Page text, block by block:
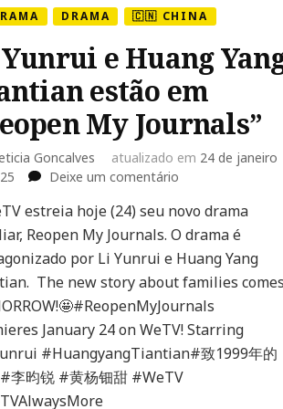
DRAMA 🇨🇳 CHINA
e Huang
estão em
My Journals”
Goncalves atualizado em 24 de janeiro
Deixe um comentário
Yunrui
e
Huang
Tiantian
estão
em
“Reopen
Journals”
estreia hoje (24) seu novo drama
Reopen My Journals. O drama é
por Li Yunrui e Huang Yang
The new story about families
January 24 on WeTV! Starring
#HuangyangTiantian#致1999年的
李昀锐 #黄杨钿甜 #WeTV